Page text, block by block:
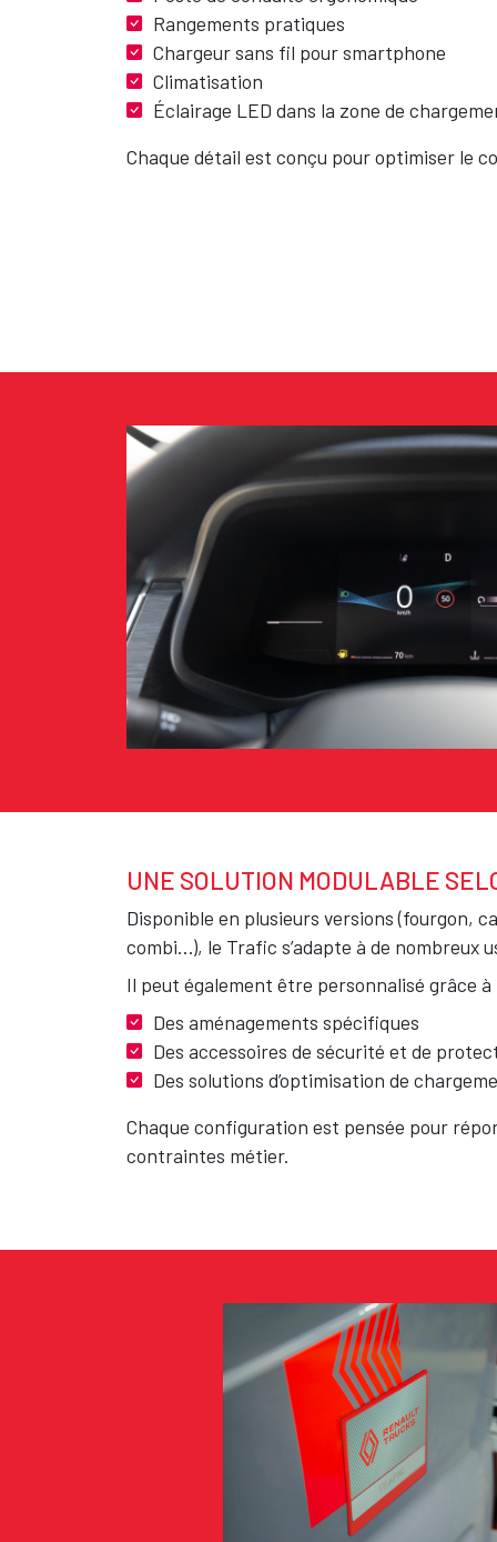
Rangements pratiques
Chargeur sans fil pour smartphone
Climatisation
Éclairage LED dans la zone de
Chaque détail est conçu pour optimiser le
Texte
Texte
UNE SOLUTION MODULABLE
Disponible en plusieurs versions (fourgon,
combi…), le Trafic s’adapte à de nombreux
Il peut également être personnalisé grâce à
Des aménagements spécifiques
Des accessoires de sécurité et de
Des solutions d’optimisation de
Chaque configuration est pensée pour
contraintes métier.